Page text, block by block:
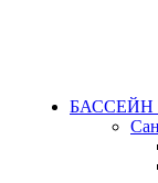
БАССЕЙН